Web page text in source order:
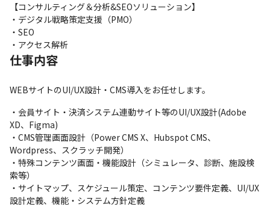
【コンサルティング＆分析&SEOソリューション】
・デジタル戦略策定支援（PMO）
・SEO
・アクセス解析
仕事内容
WEBサイトのUI/UX設計・CMS導入をお任せします。
・会員サイト・決済システム連動サイト等のUI/UX設計(Adobe
XD、Figma)
・CMS管理画面設計（Power CMS X、Hubspot CMS、
Wordpress、スクラッチ開発）
・特殊コンテンツ画面・機能設計（シミュレータ、診断、施設検
索等）
・サイトマップ、スケジュール策定、コンテンツ要件定義、UI/UX
設計定義、機能・システム方針定義